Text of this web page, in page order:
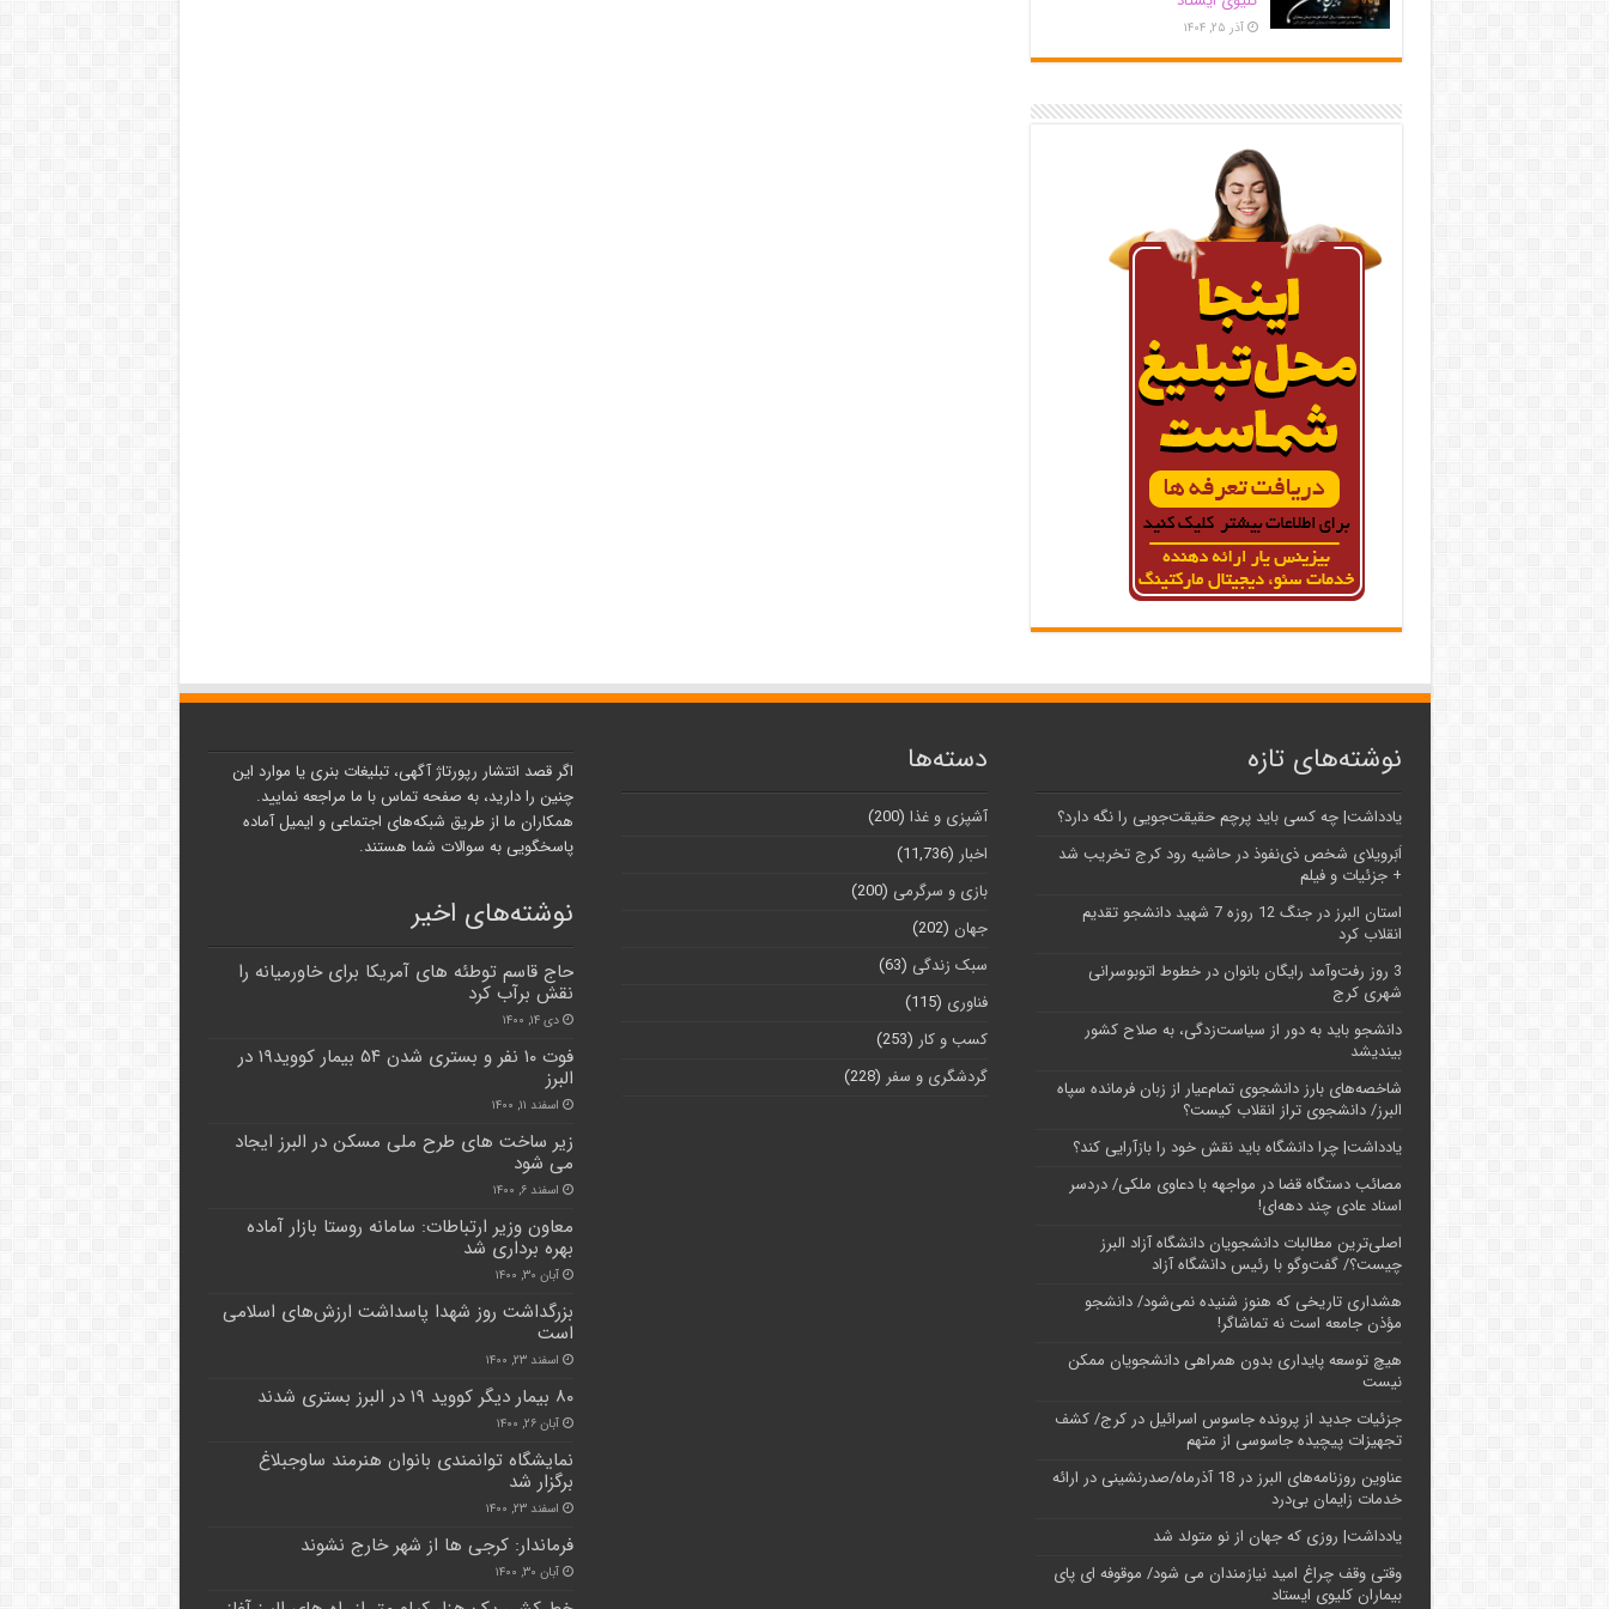
آذر ۲۵, ۱۴۰۴
نوشته‌های تازه
یادداشت| ‌چه کسی باید پرچم حقیقت‌جویی را نگه دارد؟
اَبَر‌ویلای شخص ذی‌نفوذ در حاشیه‌ رود کرج تخریب شد
+ جزئیات و فیلم
استان البرز در جنگ 12 روزه 7 شهید دانشجو تقدیم
انقلاب کرد
3 روز رفت‌وآمد رایگان بانوان در خطوط اتوبوسرانی
شهری کرج
دانشجو باید به دور از سیاست‌زدگی، به صلاح کشور
بیندیشد
شاخصه‌های بارز دانشجوی تمام‌عیار از زبان فرمانده سپاه
البرز/ دانشجوی تراز انقلاب کیست؟
یادداشت| چرا دانشگاه باید نقش خود را بازآرایی کند؟
مصائب دستگاه قضا در مواجهه با دعاوی ملکی/ دردسر
اسناد عادی چند‌ دهه‌ای!
اصلی‌ترین مطالبات دانشجویان دانشگاه آزاد البرز
چیست؟/ گفت‌وگو با رئیس دانشگاه آز‌اد
هشداری تاریخی که هنوز شنیده نمی‌شود/ دانشجو
مؤذن جامعه است نه تماشاگر!
هیچ توسعه پایداری بدون همراهی دانشجویان ممکن
نیست
جزئیات جدید از پرونده جاسوس اسرائیل در کرج/‌ کشف
تجهیزات پیچیده جاسوسی از متهم
عناوین روزنامه‌های البرز در ‌18 آذرماه/صدرنشینی در ارائه
خدمات زایمان بی‌درد
یادداشت| روزی که جهان از نو متولد شد
وقتی وقف چراغ امید نیازمندان می شود/ موقوفه ای پای
بیماران کلیوی ایستاد
دسته‌ها
آشپزی و غذا (200)
اخبار (11,736)
بازی و سرگرمی (200)
جهان (202)
سبک زندگی (63)
فناوری (115)
کسب و کار (253)
گردشگری و سفر (228)
اگر قصد انتشار رپورتاژ آگهی، تبلیغات بنری یا موارد این
چنین را دارید، به صفحه تماس با ما مراجعه نمایید.
همکاران ما از طریق شبکه‌های اجتماعی و ایمیل آماده
پاسخگویی به سوالات شما هستند.
نوشته‌های اخیر
حاج قاسم توطئه های آمریکا برای خاورمیانه را
نقش برآب کرد
دی ۱۴, ۱۴۰۰
فوت ۱۰ نفر و بستری شدن ۵۴ بیمار کووید۱۹ در
البرز
اسفند ۱۱, ۱۴۰۰
زیر ساخت های طرح ملی مسکن در البرز ایجاد
می شود
اسفند ۶, ۱۴۰۰
معاون وزیر ارتباطات: سامانه روستا بازار آماده
بهره برداری شد
آبان ۳۰, ۱۴۰۰
بزرگداشت روز شهدا پاسداشت ارزش‌های اسلامی
است
اسفند ۲۳, ۱۴۰۰
۸۰ بیمار دیگر کووید ۱۹ در البرز بستری شدند
آبان ۲۶, ۱۴۰۰
نمایشگاه توانمندی بانوان هنرمند ساوجبلاغ
برگزار شد
اسفند ۲۳, ۱۴۰۰
فرماندار: کرجی ها از شهر خارج نشوند
آبان ۳۰, ۱۴۰۰